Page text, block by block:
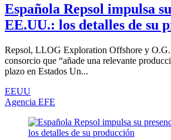
Española Repsol impulsa
EE.UU.: los detalles de su
Repsol, LLOG Exploration Offshore y
consorcio que “añade una relevante
plazo en Estados Un...
EEUU
Agencia EFE